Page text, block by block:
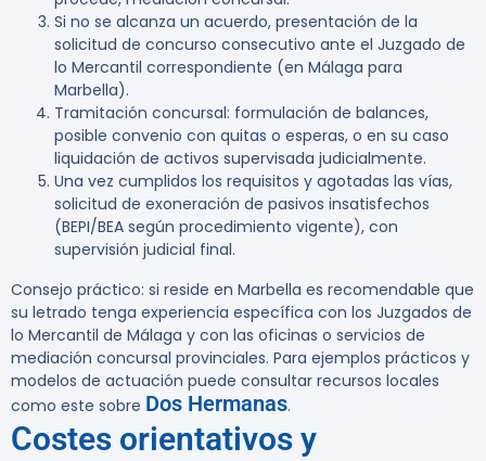
Si no se alcanza un acuerdo, presentación de la
solicitud de concurso consecutivo ante el Juzgado de
lo Mercantil correspondiente (en Málaga para
Marbella).
Tramitación concursal: formulación de balances,
posible convenio con quitas o esperas, o en su caso
liquidación de activos supervisada judicialmente.
Una vez cumplidos los requisitos y agotadas las vías,
solicitud de exoneración de pasivos insatisfechos
(BEPI/BEA según procedimiento vigente), con
supervisión judicial final.
Consejo práctico: si reside en Marbella es recomendable que
su letrado tenga experiencia específica con los Juzgados de
lo Mercantil de Málaga y con las oficinas o servicios de
mediación concursal provinciales. Para ejemplos prácticos y
modelos de actuación puede consultar recursos locales
como este sobre Dos Hermanas.
Costes orientativos y